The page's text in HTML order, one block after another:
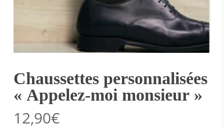
Chaussettes personnalisées
« Appelez-moi monsieur »
12,90€